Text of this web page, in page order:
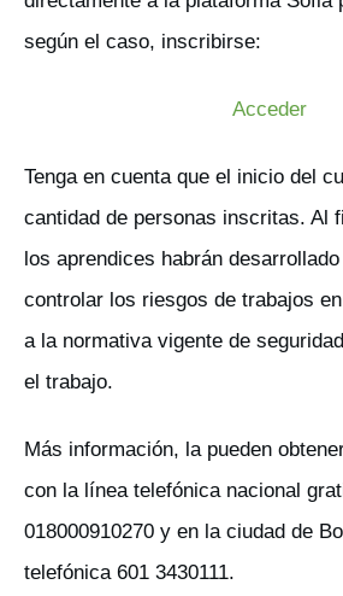
según el caso, inscribirse:
Acceder
Tenga en cuenta que el inicio del
cantidad de personas inscritas. Al
los aprendices habrán
controlar los riesgos de trabajos
a la normativa vigente de
el trabajo.
Más información, la pueden
con la línea telefónica nacional
018000910270 y en la ciudad de
telefónica 601 3430111.